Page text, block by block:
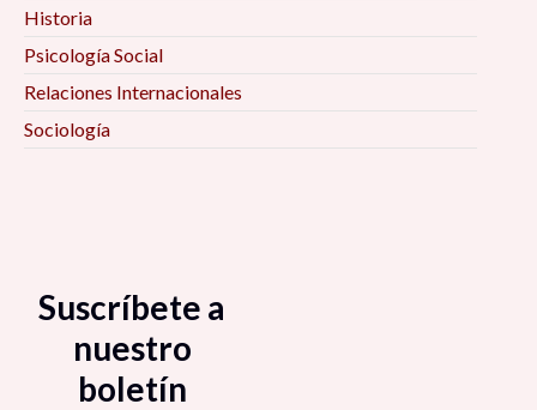
Historia
Psicología Social
Relaciones Internacionales
Sociología
Suscríbete a
nuestro
boletín